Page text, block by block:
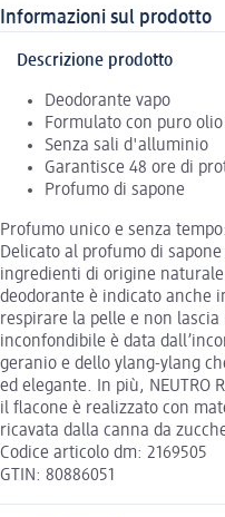
Informazioni sul prodotto
Descrizione prodotto
Deodorante vapo
Formulato con puro
Senza sali d'alluminio
Garantisce 48 ore di
Profumo di sapone
Profumo unico e senza
Delicato al profumo di sapone
ingredienti di origine
deodorante è indicato anche
respirare la pelle e non
inconfondibile è data
geranio e dello ylang-ylang
ed elegante. In più, NEUTRO
il flacone è realizzato con
ricavata dalla canna da
Codice articolo dm: 2169505
GTIN: 80886051